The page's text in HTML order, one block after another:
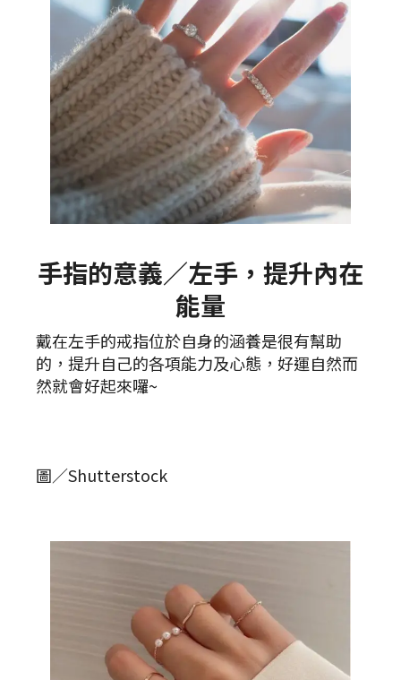
手指的意義／左手，提升內在
能量
戴在左手的戒指位於自身的涵養是很有幫助
的，提升自己的各項能力及心態，好運自然而
然就會好起來囉~
圖／Shutterstock